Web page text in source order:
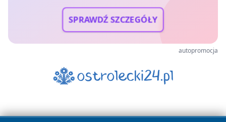
SPRAWDŹ SZCZEGÓŁY
autopromocja